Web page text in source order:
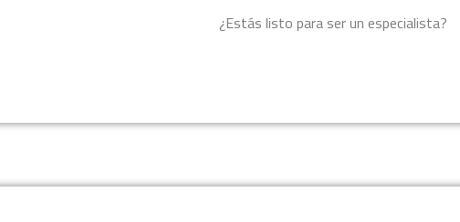
¿Estás listo para ser un especialista?